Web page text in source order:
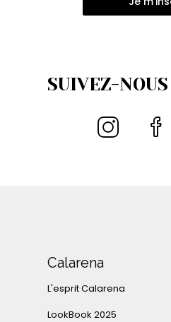
SUIVEZ-NOUS
Calarena
L'esprit Calarena
LookBook 2025